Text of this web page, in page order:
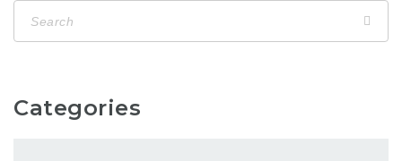
Categories